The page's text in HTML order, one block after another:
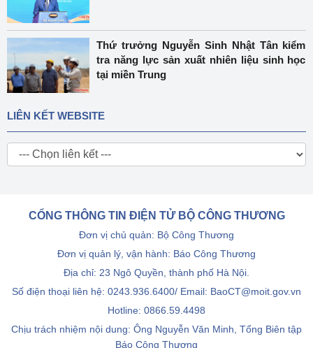
Thứ trưởng Nguyễn Sinh Nhật Tân kiểm
tra năng lực sản xuất nhiên liệu sinh học
tại miền Trung
LIÊN KẾT WEBSITE
CỔNG THÔNG TIN ĐIỆN TỬ BỘ CÔNG THƯƠNG
Đơn vị chủ quản: Bộ Công Thương
Đơn vị quản lý, vận hành: Báo Công Thương
Địa chỉ: 23 Ngô Quyền, thành phố Hà Nội.
Số điện thoại liên hệ: 0243.936.6400/ Email: BaoCT@moit.gov.vn
Hotline: 0866.59.4498
Chịu trách nhiệm nội dung: Ông Nguyễn Văn Minh, Tổng Biên tập
Báo Công Thương